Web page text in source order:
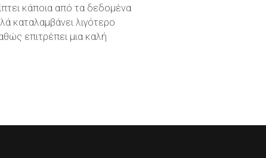
κάποια από τα δεδομένα
καταλαμβάνει λιγότερο
επιτρέπει μια καλή